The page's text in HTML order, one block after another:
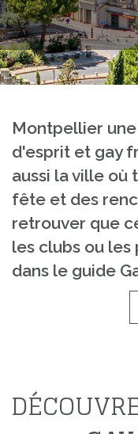
Montpellier
d'esprit et gay
aussi la ville où
fête et des
retrouver que
les clubs ou
dans le guide